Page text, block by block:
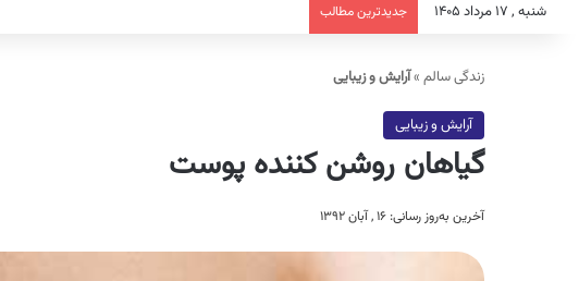
شنبه , ۱۷ مرداد ۱۴۰۵ جدیدترین مطالب
زندگی سالم »آرایش و زیبایی
آرایش و زیبایی
گیاهان روشن کننده پوست
آخرین به‌روز رسانی: ۱۶ , آبان ۱۳۹۲